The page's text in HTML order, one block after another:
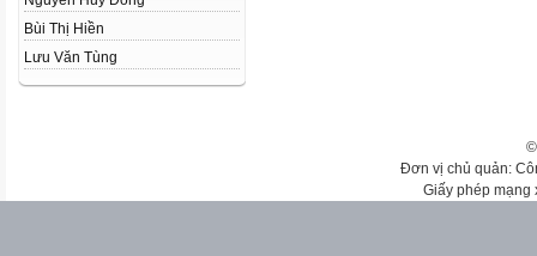
Bùi Thị Hiền
Lưu Văn Tùng
Đơn vị chủ quản:
Giấy phép mạng